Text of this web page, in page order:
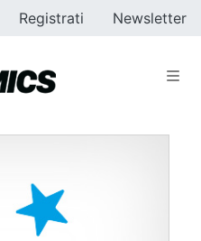
Registrati Newsletter